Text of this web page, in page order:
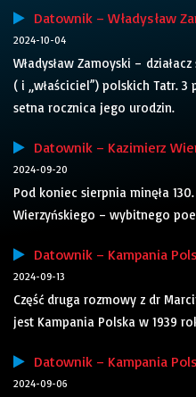
Datownik – Władysław
2024-10-04
Władysław Zamoyski –
( i „właściciel”) polskich Tatr.
setna rocznica jego urodzin.
Datownik – Kazimierz
2024-09-20
Pod koniec sierpnia minęła
Wierzyńskiego – wybitnego
Datownik – Kampania
2024-09-13
Część druga rozmowy z dr
jest Kampania Polska w 1939
Datownik – Kampania
2024-09-06